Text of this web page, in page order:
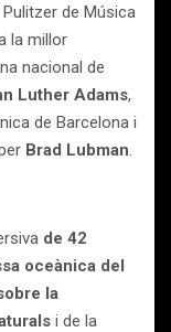
de Música
la millor
nacional de
Luther Adams,
de Barcelona i
Brad Lubman.
de 42
oceànica del
la
i de la